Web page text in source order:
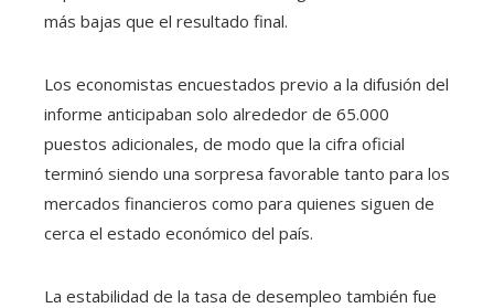
más bajas que el resultado final.
Los economistas encuestados previo a la difusión del
informe anticipaban solo alrededor de 65.000
puestos adicionales, de modo que la cifra oficial
terminó siendo una sorpresa favorable tanto para los
mercados financieros como para quienes siguen de
cerca el estado económico del país.
La estabilidad de la tasa de desempleo también fue